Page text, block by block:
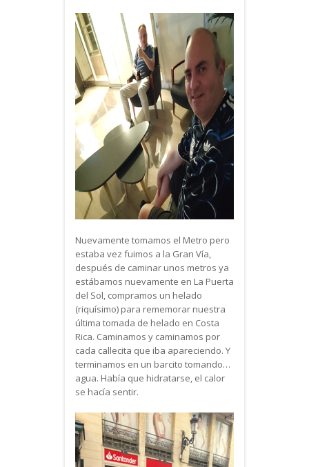
Nuevamente tomamos el Metro pero
estaba vez fuimos a la Gran Vía,
después de caminar unos metros ya
estábamos nuevamente en La Puerta
del Sol, compramos un helado
(riquísimo) para rememorar nuestra
última tomada de helado en Costa
Rica. Caminamos y caminamos por
cada callecita que iba apareciendo. Y
terminamos en un barcito tomando…
agua. Había que hidratarse, el calor
se hacía sentir.